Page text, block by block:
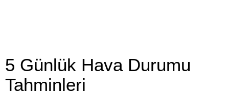
5 Günlük Hava Durumu
Tahminleri